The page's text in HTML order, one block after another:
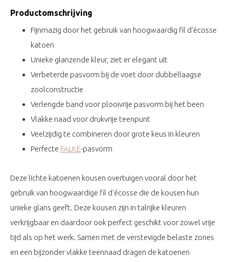
Productomschrijving
Fijnmazig door het gebruik van hoogwaardig fil d‘écosse
katoen
Unieke glanzende kleur, ziet er elegant uit
Verbeterde pasvorm bij de voet door dubbellaagse
zoolconstructie
Verlengde band voor plooivrije pasvorm bij het been
Vlakke naad voor drukvrije teenpunt
Veelzijdig te combineren door grote keus in kleuren
Perfecte FALKE-pasvorm
Deze lichte katoenen kousen overtuigen vooral door het
gebruik van hoogwaardige fil d'écosse die de kousen hun
unieke glans geeft. Deze kousen zijn in talrijke kleuren
verkrijgbaar en daardoor ook perfect geschikt voor zowel vrije
tijd als op het werk. Samen met de verstevigde belaste zones
en een bijzonder vlakke teennaad dragen de katoenen